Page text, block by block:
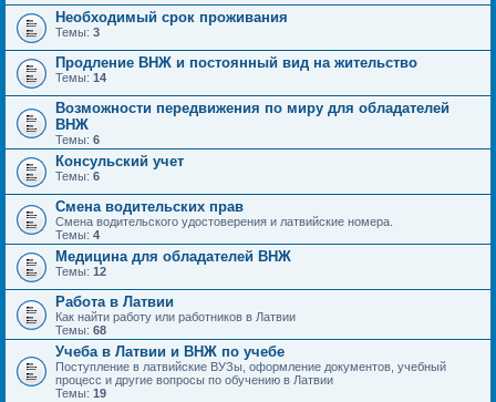
Необходимый срок проживания
Темы: 3
Продление ВНЖ и постоянный вид на жительство
Темы: 14
Возможности передвижения по миру для обладателей
ВНЖ
Темы: 6
Консульский учет
Темы: 6
Смена водительских прав
Смена водительского удостоверения и латвийские номера.
Темы: 4
Медицина для обладателей ВНЖ
Темы: 12
Работа в Латвии
Как найти работу или работников в Латвии
Темы: 68
Учеба в Латвии и ВНЖ по учебе
Поступление в латвийские ВУЗы, оформление документов, учебный
процесс и другие вопросы по обучению в Латвии
Темы: 19